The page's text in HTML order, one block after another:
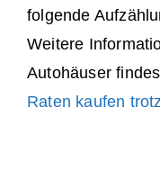
folgende
Weitere
Autohäuser
Raten kaufen